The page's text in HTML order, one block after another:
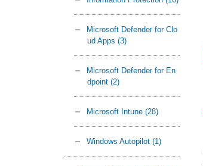
Microsoft Defender for Clo
ud Apps (3)
Microsoft Defender for En
dpoint (2)
Microsoft Intune (28)
Windows Autopilot (1)